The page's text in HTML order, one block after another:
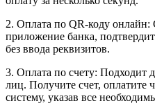
2. Оплата по QR-коду онлайн:
приложение банка,
без ввода реквизитов.
3. Оплата по счету: Подходит
лиц. Получите счет, оплатите
систему, указав все